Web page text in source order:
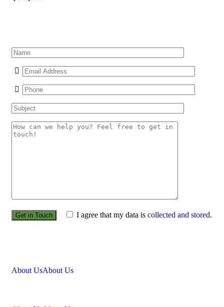
I agree that my data is collected and stored.
About UsAbout Us